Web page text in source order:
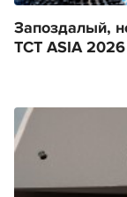
Запоздалый,
TCT ASIA